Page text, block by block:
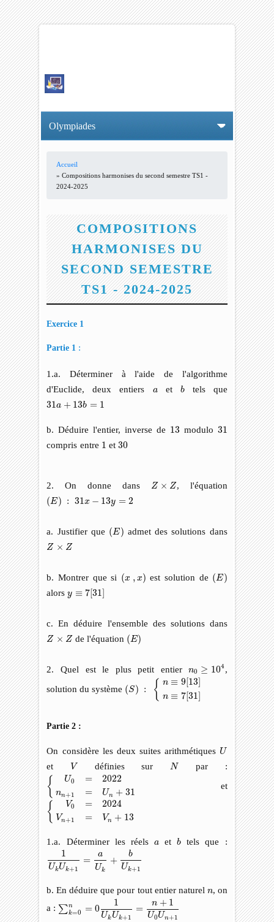
VOUS ÊTES ICI
Accueil
» Compositions harmonises du second semestre TS1 -
2024-2025
COMPOSITIONS
HARMONISES DU
SECOND SEMESTRE
TS1 - 2024-2025
Exercice 1
Partie 1 :
1.a. Déterminer à l'aide de l'algorithme
d'Euclide, deux entiers
a
aet b
btels que
31a + 13b = 1
31 13 b=
b. Déduire l'entier, inverse de 13
13 modulo 31
31
compris entre 1
1 et30
30
2. On donne dans Z × Z
Z× Z , l'équation
(E) : 31x − 13y = 2
( E) 31x− =2
a. Justifier que (E)
( E) admet des solutions dans
Z × Z
Z× Z
b. Montrer que si (x , x)
(x est solution de (E)
( E)
alorsy ≡ 7[31]
[31]
c. En déduire l'ensemble des solutions dans
Z × Z
Z× Z de l'équation ( E)
(E)
2. Quel est le plus petit entiern0 ≥ 104
104
,
solution du système (S) : { n ≡ 9 13
n ≡ 7[ 31
: ≡ n≡7[31
Partie 2 :
On considère les deux suites arithmétiques U
U
et
V
Vdéfinies sur N
N par :
{ U0 = 2022
nn+1 = Un + 31
{U =2022 +1=U
et
{ V0 = 2024
Vn+1 = Vn + 13
{V 0=2024 +1= V
1.a. Déterminer les réels a
aetb
b tels que :
1
UkUk+1
=
a
Uk
+
b
Uk+1
kU k
b. En déduire que pour tout entier naturel n
n, on
a : ∑n
k=0 = 0
1
Uk Uk+1
=
n + 1
U0Un+1
U U U0 U